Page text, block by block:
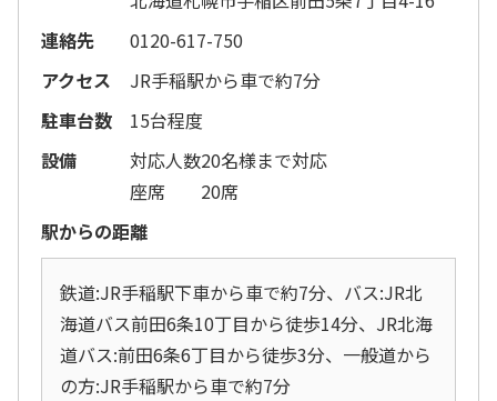
連絡先
0120-617-750
アクセス
JR手稲駅から車で約7分
駐車台数
15台程度
設備
対応人数20名様まで対応
座席
20席
駅からの距離
鉄道:JR手稲駅下車から車で約7分、バス:JR北
海道バス前田6条10丁目から徒歩14分、JR北海
道バス:前田6条6丁目から徒歩3分、一般道から
の方:JR手稲駅から車で約7分